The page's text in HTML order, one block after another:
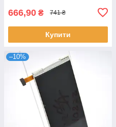
666,90 ₴ 741 ₴
Купити
–10%